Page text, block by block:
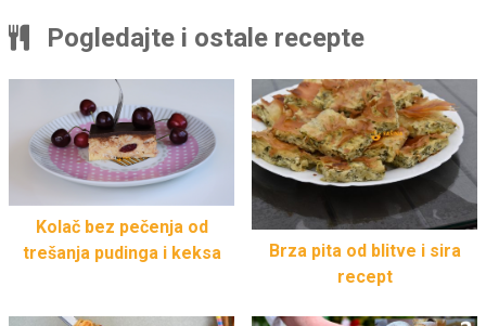
Pogledajte i ostale recepte
Kolač bez pečenja od
trešanja pudinga i keksa
Brza pita od blitve i sira
recept